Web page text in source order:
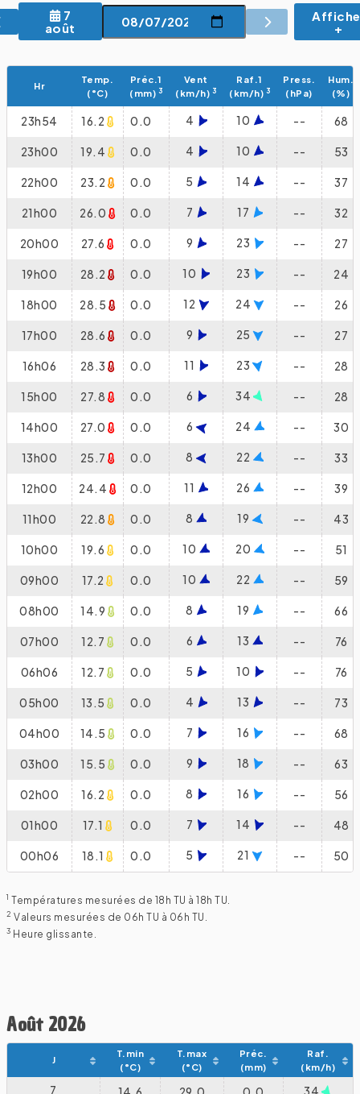
7
août
+
Hr
Temp.
(°C)
Préc.1
(mm) 3
Vent
(km/h) 3
Raf.1
(km/h) 3
Press.
(hPa)
Hum.
(%)
23h54 16.2 0.0 4 10 -- 68
23h00 19.4 0.0 4 10 -- 53
22h00 23.2 0.0 5 14 -- 37
21h00 26.0 0.0 7 17 -- 32
20h00 27.6 0.0 9 23 -- 27
19h00 28.2 0.0 10 23 -- 24
18h00 28.5 0.0 12 24 -- 26
17h00 28.6 0.0 9 25 -- 27
16h06 28.3 0.0 11 23 -- 28
15h00 27.8 0.0 6 34 -- 28
14h00 27.0 0.0 6 24 -- 30
13h00 25.7 0.0 8 22 -- 33
12h00 24.4 0.0 11 26 -- 39
11h00 22.8 0.0 8 19 -- 43
10h00 19.6 0.0 10 20 -- 51
09h00 17.2 0.0 10 22 -- 59
08h00 14.9 0.0 8 19 -- 66
07h00 12.7 0.0 6 13 -- 76
06h06 12.7 0.0 5 10 -- 76
05h00 13.5 0.0 4 13 -- 73
04h00 14.5 0.0 7 16 -- 68
03h00 15.5 0.0 9 18 -- 63
02h00 16.2 0.0 8 16 -- 56
01h00 17.1 0.0 7 14 -- 48
00h06 18.1 0.0 5 21 -- 50
1 Températures mesurées de 18h TU à 18h TU.
2 Valeurs mesurées de 06h TU à 06h TU.
3 Heure glissante.
Août 2026
J
T.min
(°C)
T.max
(°C)
Préc.
(mm)
Raf.
(km/h)
7 34